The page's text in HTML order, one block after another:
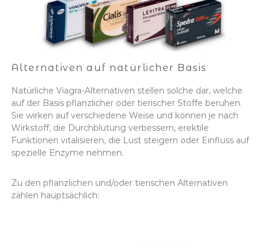
Alternativen auf natürlicher Basis
Natürliche Viagra-Alternativen stellen solche dar, welche
auf der Basis pflanzlicher oder tierischer Stoffe beruhen.
Sie wirken auf verschiedene Weise und können je nach
Wirkstoff, die Durchblutung verbessern, erektile
Funktionen vitalisieren, die Lust steigern oder Einfluss auf
spezielle Enzyme nehmen.
Zu den pflanzlichen und/oder tierischen Alternativen
zählen hauptsächlich: